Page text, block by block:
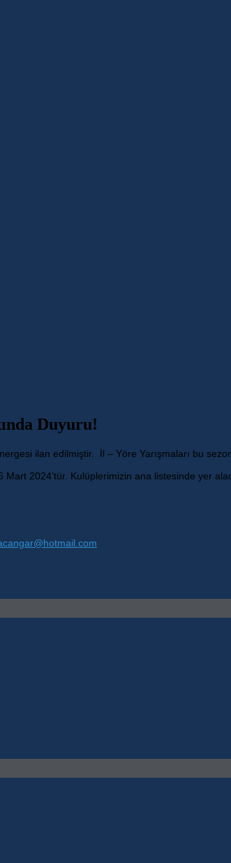
Duyuru!
ilan edilmiştir. İl – Yöre Yarışmaları bu
2024’tür. Kulüplerimizin ana listesinde yer